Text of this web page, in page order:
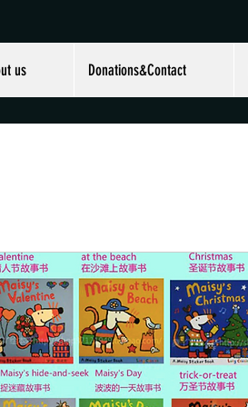
us Donations&Contact